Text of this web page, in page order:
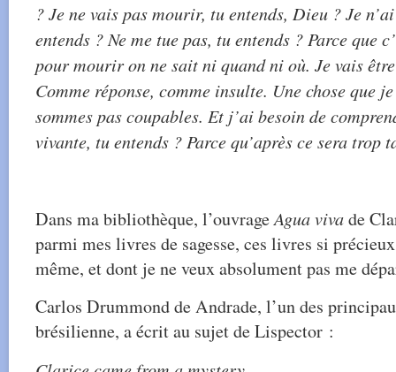
? Je ne vais pas mourir, tu entends, Dieu ? Je
entends ? Ne me tue pas, tu entends ? Parce que
pour mourir on ne sait ni quand ni où. Je vais
Comme réponse, comme insulte. Une chose que
sommes pas coupables. Et j’ai besoin de
vivante, tu entends ? Parce qu’après ce sera trop
Dans ma bibliothèque, l’ouvrageAgua vivade
parmi mes livres de sagesse, ces livres si
même, et dont je ne veux absolument pas me
Carlos Drummond de Andrade, l’un des
brésilienne, a écrit au sujet de Lispector :